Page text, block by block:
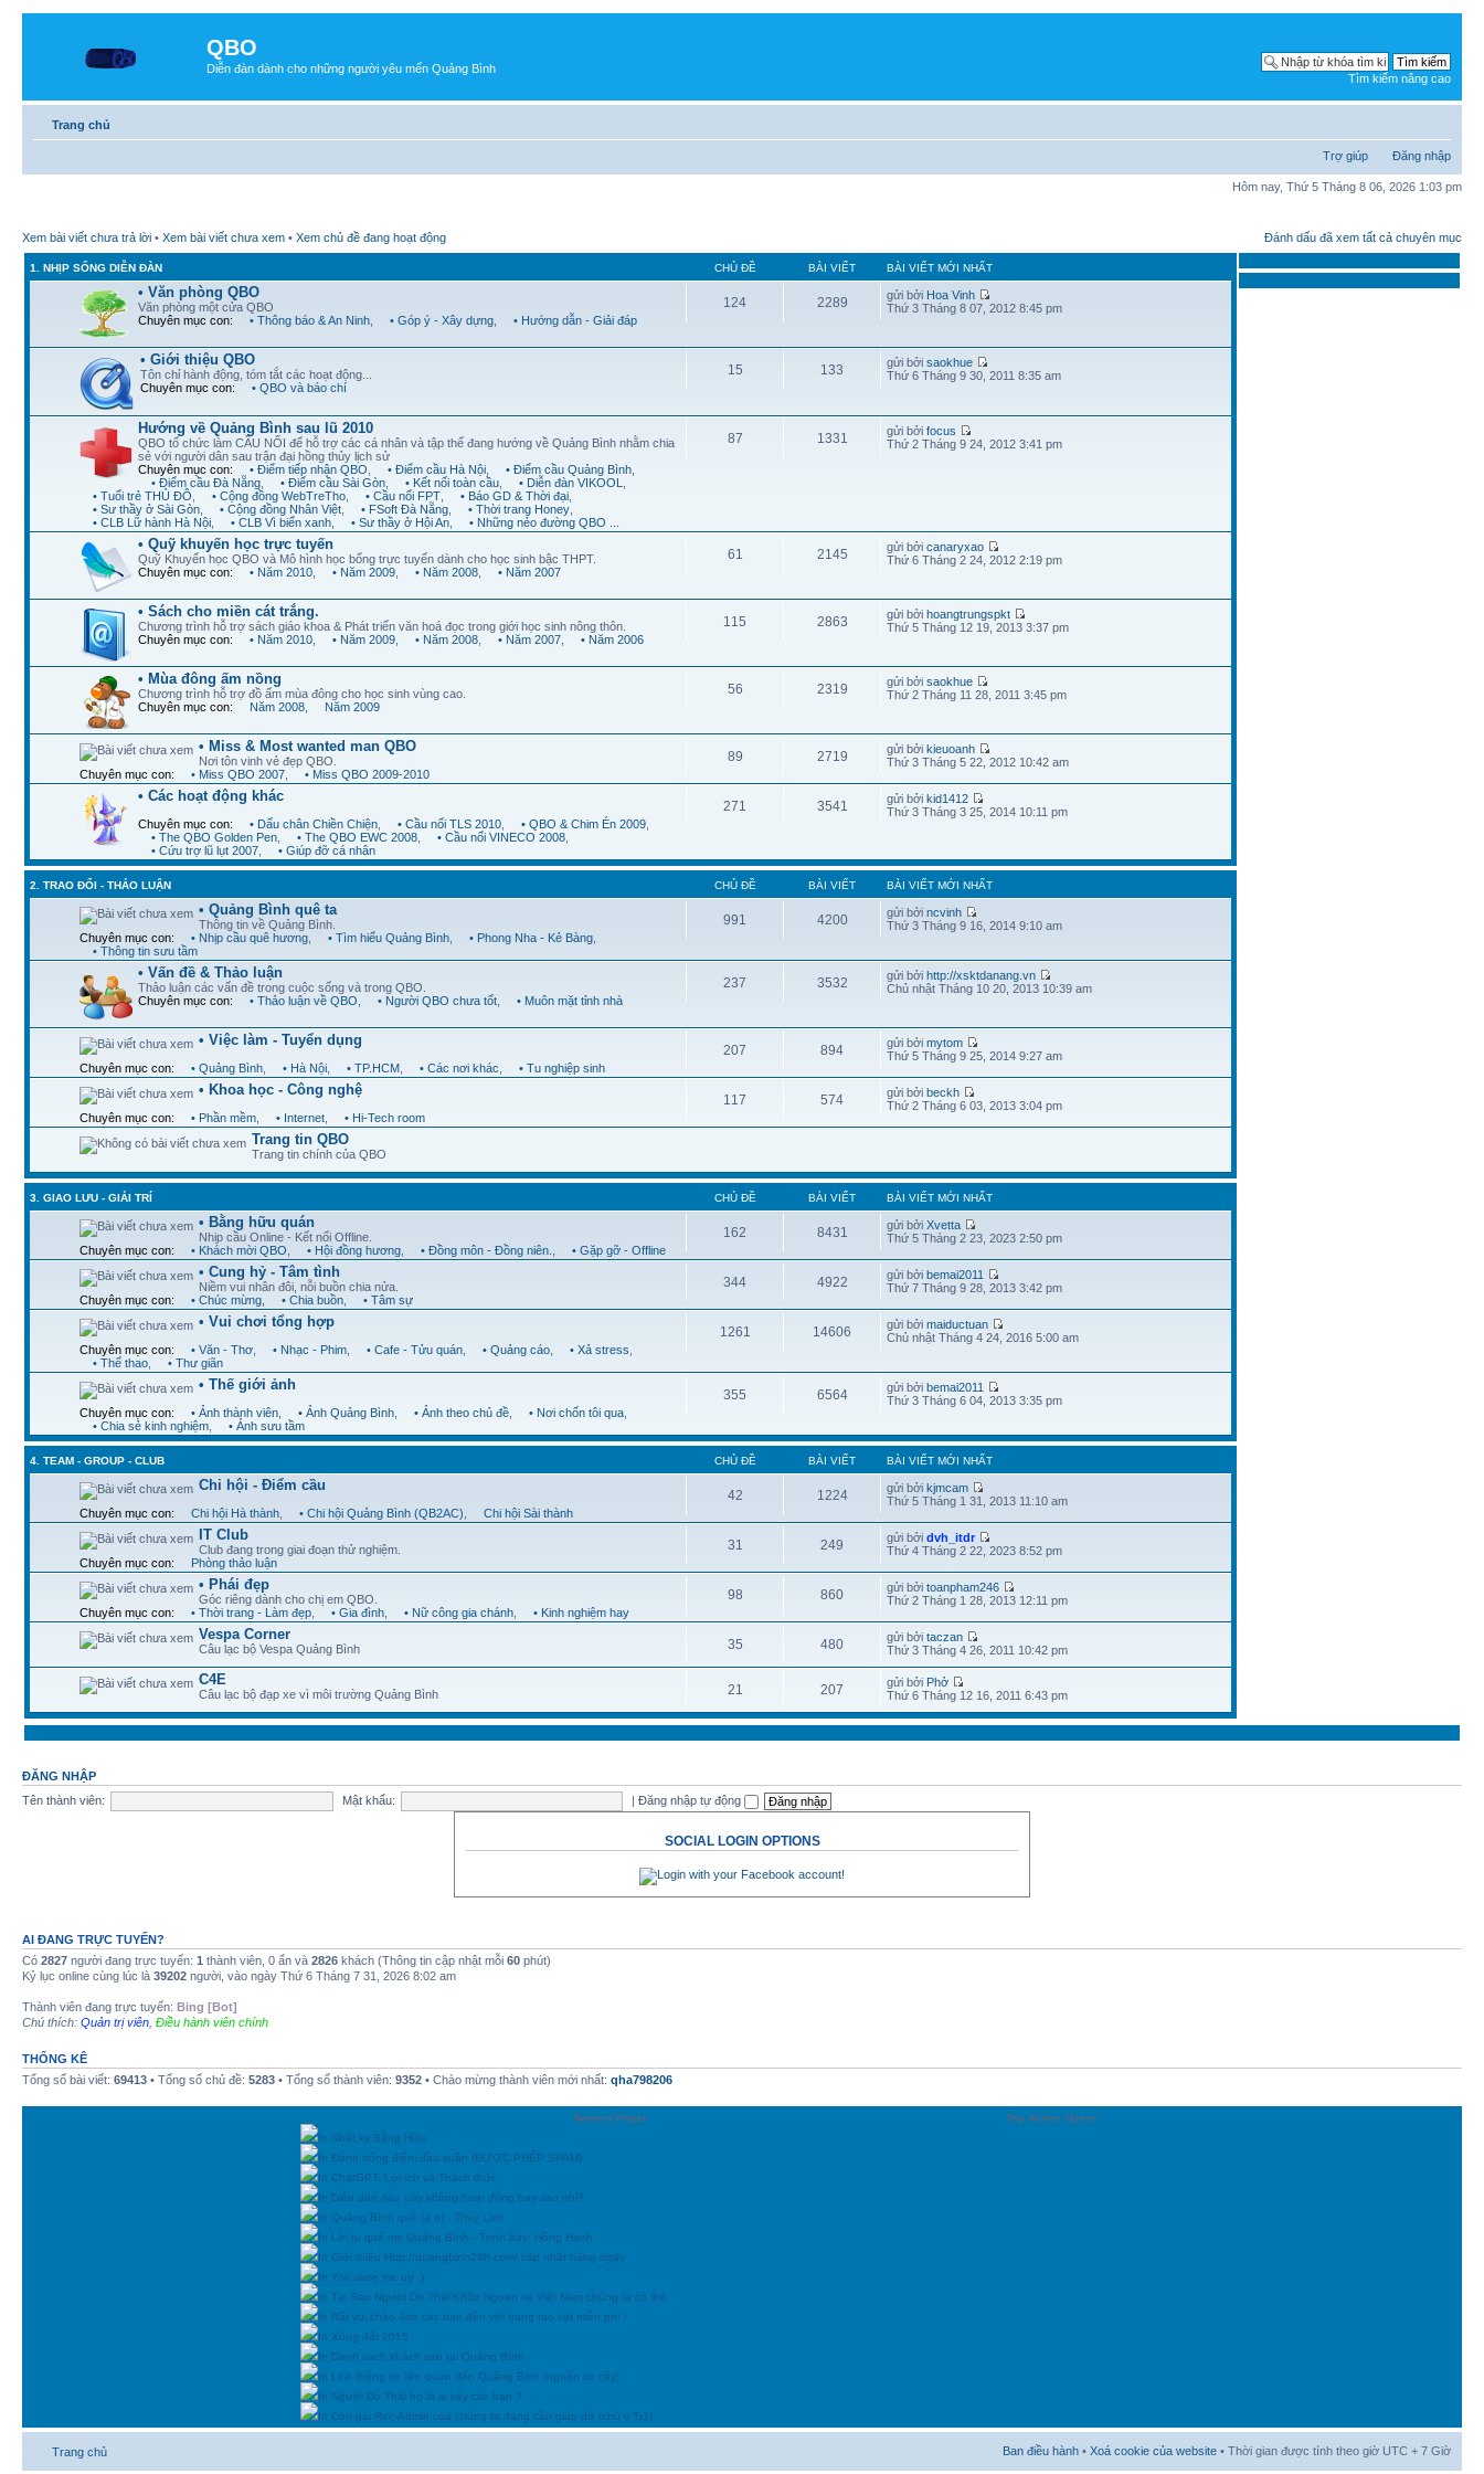
QBO
Diễn đàn dành cho những người yêu mến Quảng Bình
Tìm kiếm nâng cao
Trang chủ
Trợ giúp Đăng nhập
Hôm nay, Thứ 5 Tháng 8 06, 2026 1:03 pm
Xem bài viết chưa trả lời • Xem bài viết chưa xem • Xem chủ đề đang hoạt động Đánh dấu đã xem tất cả chuyên mục
1. NHỊP SỐNG DIỄN ĐÀN CHỦ ĐỀ BÀI VIẾT BÀI VIẾT MỚI NHẤT
• Văn phòng QBO
Văn phòng một cửa QBO
Chuyên mục con:
• Thông báo & An Ninh • Góp ý - Xây dựng • Hướng dẫn - Giải đáp
124 2289 gửi bởi Hoa Vinh
Thứ 3 Tháng 8 07, 2012 8:45 pm
• Giới thiệu QBO
Tôn chỉ hành động, tóm tắt các hoạt động...
Chuyên mục con:
• QBO và báo chí
15 133 gửi bởisaokhue
Thứ 6 Tháng 9 30, 2011 8:35 am
Hướng về Quảng Bình sau lũ 2010
QBO tổ chức làm CẦU NỐI để hỗ trợ các cá nhân và tập thể đang hướng về Quảng Bình nhằm chia
sẻ với người dân sau trận đại hồng thủy lịch sử
Chuyên mục con:
• Điểm tiếp nhận QBO • Điểm cầu Hà Nội • Điểm cầu Quảng Bình
• Điểm cầu Đà Nẵng
• Điểm cầu Sài Gòn • Kết nối toàn cầu • Diễn đàn VIKOOL
• Tuổi trẻ THỦ ĐÔ
• Cộng đồng WebTreTho • Cầu nối FPT • Báo GD & Thời đại
• Sư thầy ở Sài Gòn
• Cộng đồng Nhân Việt • FSoft Đà Nẵng • Thời trang Honey
• CLB Lữ hành Hà Nội
• CLB Vì biển xanh • Sư thầy ở Hội An • Những nẻo đường QBO ...
87 1331 gửi bởifocus
Thứ 2 Tháng 9 24, 2012 3:41 pm
• Quỹ khuyến học trực tuyến
Quỹ Khuyến học QBO và Mô hình học bổng trực tuyến dành cho học sinh bậc THPT.
Chuyên mục con:
• Năm 2010 • Năm 2009 • Năm 2008 • Năm 2007
61 2145 gửi bởicanaryxao
Thứ 6 Tháng 2 24, 2012 2:19 pm
• Sách cho miền cát trắng.
Chương trình hỗ trợ sách giáo khoa & Phát triển văn hoá đọc trong giới học sinh nông thôn.
Chuyên mục con:
• Năm 2010 • Năm 2009 • Năm 2008 • Năm 2007 • Năm 2006
115 2863 gửi bởihoangtrungspkt
Thứ 5 Tháng 12 19, 2013 3:37 pm
• Mùa đông ấm nồng
Chương trình hỗ trợ đồ ấm mùa đông cho học sinh vùng cao.
Chuyên mục con:
Năm 2008 Năm 2009
56 2319 gửi bởisaokhue
Thứ 2 Tháng 11 28, 2011 3:45 pm
• Miss & Most wanted man QBO
Nơi tôn vinh vẻ đẹp QBO.
Chuyên mục con:
• Miss QBO 2007 • Miss QBO 2009-2010
89 2719 gửi bởikieuoanh
Thứ 3 Tháng 5 22, 2012 10:42 am
• Các hoạt động khác
Chuyên mục con: • Dấu chân Chiền Chiện • Cầu nối TLS 2010 • QBO & Chim Én 2009
• The QBO Golden Pen
• The QBO EWC 2008 • Cầu nối VINECO 2008
• Cứu trợ lũ lụt 2007
• Giúp đỡ cá nhân
271 3541 gửi bởikid1412
Thứ 3 Tháng 3 25, 2014 10:11 pm
2. TRAO ĐỔI - THẢO LUẬN CHỦ ĐỀ BÀI VIẾT BÀI VIẾT MỚI NHẤT
• Quảng Bình quê ta
Thông tin về Quảng Bình.
Chuyên mục con:
• Nhịp cầu quê hương • Tìm hiểu Quảng Bình • Phong Nha - Kẻ Bàng
• Thông tin sưu tầm
991 4200 gửi bởincvinh
Thứ 3 Tháng 9 16, 2014 9:10 am
• Vấn đề & Thảo luận
Thảo luận các vấn đề trong cuộc sống và trong QBO.
Chuyên mục con:
• Thảo luận về QBO • Người QBO chưa tốt • Muôn mặt tỉnh nhà
237 3532 gửi bởihttp://xsktdanang.vn
Chủ nhật Tháng 10 20, 2013 10:39 am
• Việc làm - Tuyển dụng
Chuyên mục con: • Quảng Bình • Hà Nội • TP.HCM • Các nơi khác • Tu nghiệp sinh
207 894 gửi bởimytom
Thứ 5 Tháng 9 25, 2014 9:27 am
• Khoa học - Công nghệ
Chuyên mục con: • Phần mềm • Internet • Hi-Tech room
117 574 gửi bởibeckh
Thứ 2 Tháng 6 03, 2013 3:04 pm
Trang tin QBO
Trang tin chính của QBO
3. GIAO LƯU - GIẢI TRÍ CHỦ ĐỀ BÀI VIẾT BÀI VIẾT MỚI NHẤT
• Bằng hữu quán
Nhịp cầu Online - Kết nối Offline.
Chuyên mục con:
• Khách mời QBO • Hội đồng hương • Đồng môn - Đồng niên. • Gặp gỡ - Offline
162 8431 gửi bởiXvetta
Thứ 5 Tháng 2 23, 2023 2:50 pm
• Cung hỷ - Tâm tình
Niềm vui nhân đôi, nỗi buồn chia nửa.
Chuyên mục con:
• Chúc mừng • Chia buồn • Tâm sự
344 4922 gửi bởibemai2011
Thứ 7 Tháng 9 28, 2013 3:42 pm
• Vui chơi tổng hợp
Chuyên mục con: • Văn - Thơ • Nhạc - Phim • Cafe - Tửu quán • Quảng cáo • Xả stress
• Thể thao
• Thư giãn
1261 14606 gửi bởimaiductuan
Chủ nhật Tháng 4 24, 2016 5:00 am
• Thế giới ảnh
Chuyên mục con: • Ảnh thành viên • Ảnh Quảng Bình • Ảnh theo chủ đề • Nơi chốn tôi qua
• Chia sẻ kinh nghiệm
• Ảnh sưu tầm
355 6564 gửi bởibemai2011
Thứ 3 Tháng 6 04, 2013 3:35 pm
4. TEAM - GROUP - CLUB CHỦ ĐỀ BÀI VIẾT BÀI VIẾT MỚI NHẤT
Chi hội - Điểm cầu
Chuyên mục con: Chi hội Hà thành • Chi hội Quảng Bình (QB2AC) Chi hội Sài thành
42 1224 gửi bởikjmcam
Thứ 5 Tháng 1 31, 2013 11:10 am
IT Club
Club đang trong giai đoạn thử nghiệm.
Chuyên mục con:
Phòng thảo luận
31 249 gửi bởidvh_itdr
Thứ 4 Tháng 2 22, 2023 8:52 pm
• Phái đẹp
Góc riêng dành cho chị em QBO.
Chuyên mục con:
• Thời trang - Làm đẹp • Gia đình • Nữ công gia chánh • Kinh nghiệm hay
98 860 gửi bởitoanpham246
Thứ 2 Tháng 1 28, 2013 12:11 pm
Vespa Corner
Câu lạc bộ Vespa Quảng Bình 35 480 gửi bởitaczan
Thứ 3 Tháng 4 26, 2011 10:42 pm
C4E
Câu lạc bộ đạp xe vì môi trường Quảng Bình 21 207 gửi bởi Phở
Thứ 6 Tháng 12 16, 2011 6:43 pm
ĐĂNG NHẬP
Tên thành viên:
Mật khẩu: |Đăng nhập tự động
SOCIAL LOGIN OPTIONS
AI ĐANG TRỰC TUYẾN?
Có 2827 người đang trực tuyến: 1 thành viên, 0 ẩn và 2826 khách (Thông tin cập nhật mỗi 60 phút)
Kỷ lục online cùng lúc là 39202 người, vào ngày Thứ 6 Tháng 7 31, 2026 8:02 am
Thành viên đang trực tuyến: Bing [Bot]
Chú thích: Quản trị viên Điều hành viên chính
THỐNG KÊ
Tổng số bài viết: 69413 • Tổng số chủ đề: 5283 • Tổng số thành viên: 9352 • Chào mừng thành viên mới nhất: qha798206
Newest Posts
Top Active Users
In Nhật ký Bằng Hữu
In Đánh trống điểm đầu xuân (ĐƯỢC PHÉP SPAM)
In ChatGPT: Lợi ích và Thách thức
In Diễn đàn dạo này không hoạt động hay sao nhỉ?
In Quảng Bình quê ta ơi - Thùy Linh
In Lời ru quê mẹ Quảng Bình - Trình bày: Hồng Hạnh
In Giới thiệu Http://quangbinh24h.com/ cập nhật hàng ngày
In You raise me up :)
In Tại Sao Người Do Thái Khôn Ngoan và Việt Nam chúng ta có thể
In Rất vui chào đón các bạn đền với trang rao vặt miễn phí !
In Xông đất 2015
In Danh sách khách sạn tại Quảng Bình
In Link thông tin liên quan đến Quảng Binh (nguồn tin cậy)
In Người Do Thái họ là ai vậy các bạn ?
In Con gái Rec-Admin của chúng ta đang cần giúp đỡ (chú ý Tr1)
Trang chủ Ban điều hành • Xoá cookie của website • Thời gian được tính theo giờ UTC + 7 Giờ